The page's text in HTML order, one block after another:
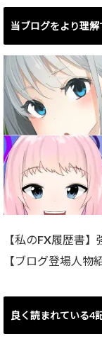
当ブログをより理解
【私のFX履歴書
【ブログ登場人物
良く読まれている4